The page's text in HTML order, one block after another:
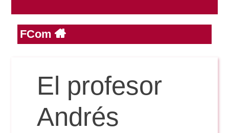
Reservas
Horarios
FCom
El profesor
Andrés